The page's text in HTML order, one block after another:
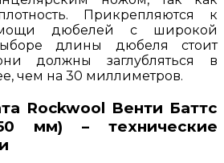
Прикрепляются к
дюбелей с широкой
длины дюбеля стоит
должны заглубляться в
чем на 30 миллиметров.
Rockwool Венти Баттс
мм) – технические